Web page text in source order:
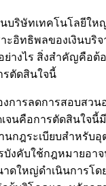
บริษัทเทคโนโลยีให
ะอิทธิพลของเงินบริจ
ย่างไร สิ่งสำคัญคือต้
รตัดสินใจนี้
ารลดการสอบสวนอ
จนคือการตัดสินใจนี้
กฎระเบียบสำหรับอุ
บังคับใช้กฎหมายอา
ดใหญ่ดำเนินการโด